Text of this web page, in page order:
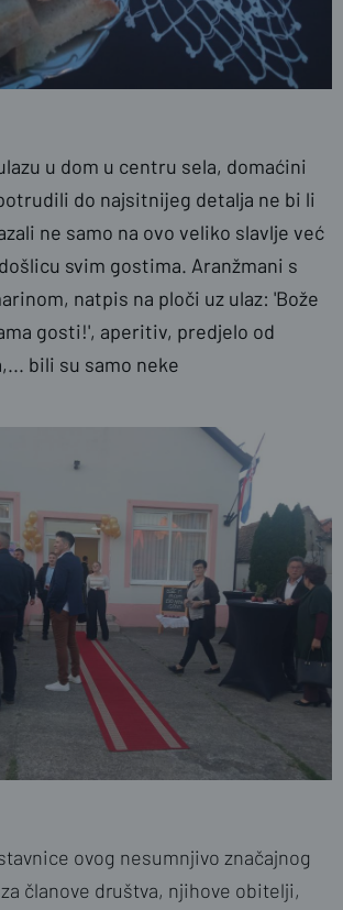
u dom u centru sela, domaćini
do najsitnijeg detalja ne bi li
ne samo na ovo veliko slavlje već
svim gostima. Aranžmani s
natpis na ploči uz ulaz: 'Bože
gosti!', aperitiv, predjelo od
bili su samo neke
ovog nesumnjivo značajnog
članove društva, njihove obitelji,